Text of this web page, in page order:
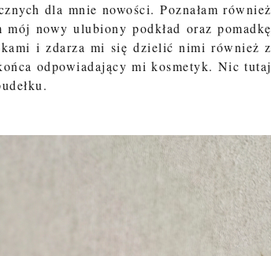
dla mnie nowości. Poznałam również
nowy ulubiony podkład oraz pomadkę
i zdarza mi się dzielić nimi również z
odpowiadający mi kosmetyk. Nic tutaj